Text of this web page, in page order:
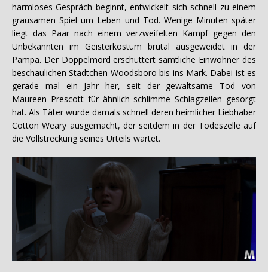
harmloses Gespräch beginnt, entwickelt sich schnell zu einem
grausamen Spiel um Leben und Tod. Wenige Minuten später
liegt das Paar nach einem verzweifelten Kampf gegen den
Unbekannten im Geisterkostüm brutal ausgeweidet in der
Pampa. Der Doppelmord erschüttert sämtliche Einwohner des
beschaulichen Städtchen Woodsboro bis ins Mark. Dabei ist es
gerade mal ein Jahr her, seit der gewaltsame Tod von
Maureen Prescott für ähnlich schlimme Schlagzeilen gesorgt
hat. Als Täter wurde damals schnell deren heimlicher Liebhaber
Cotton Weary ausgemacht, der seitdem in der Todeszelle auf
die Vollstreckung seines Urteils wartet.